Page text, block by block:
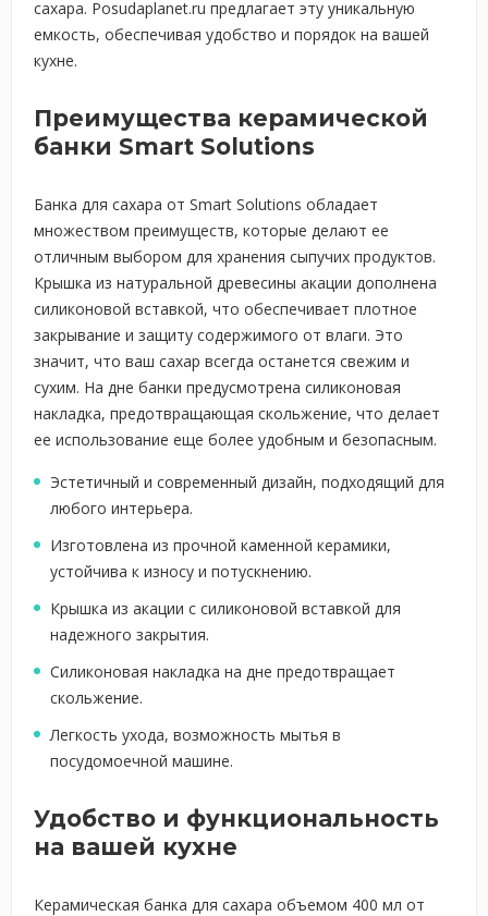
сахара. Posudaplanet.ru предлагает эту уникальную
емкость, обеспечивая удобство и порядок на вашей
кухне.
Преимущества керамической
банки Smart Solutions
Банка для сахара от Smart Solutions обладает
множеством преимуществ, которые делают ее
отличным выбором для хранения сыпучих продуктов.
Крышка из натуральной древесины акации дополнена
силиконовой вставкой, что обеспечивает плотное
закрывание и защиту содержимого от влаги. Это
значит, что ваш сахар всегда останется свежим и
сухим. На дне банки предусмотрена силиконовая
накладка, предотвращающая скольжение, что делает
ее использование еще более удобным и безопасным.
Эстетичный и современный дизайн, подходящий для
любого интерьера.
Изготовлена из прочной каменной керамики,
устойчива к износу и потускнению.
Крышка из акации с силиконовой вставкой для
надежного закрытия.
Силиконовая накладка на дне предотвращает
скольжение.
Легкость ухода, возможность мытья в
посудомоечной машине.
Удобство и функциональность
на вашей кухне
Керамическая банка для сахара объемом 400 мл от